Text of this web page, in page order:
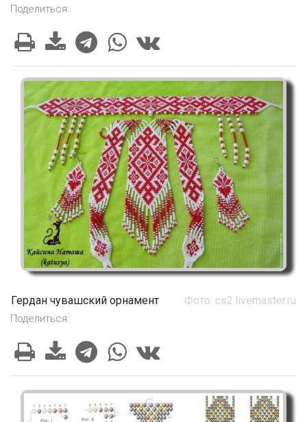
Поделиться:
Гердан чувашский орнамент Фото: cs2.livemaster.ru
Поделиться: